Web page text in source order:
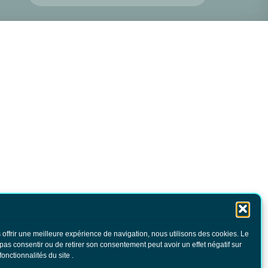
offrir une meilleure expérience de navigation, nous utilisons des cookies. Le
consentir ou de retirer son consentement peut avoir un effet négatif sur
du site .